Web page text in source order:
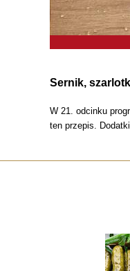
Sernik,
W 21. odcinku
ten przepis.